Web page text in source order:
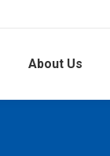
About Us